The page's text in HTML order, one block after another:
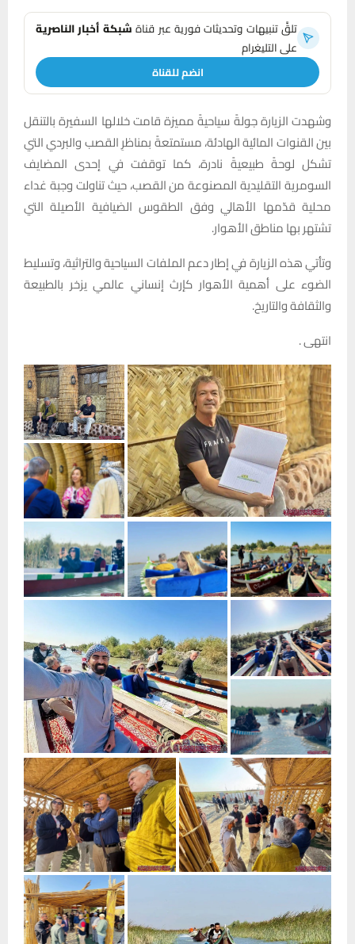
تلقَّ تنبيهات وتحديثات فورية عبر قناةشبكة أخبار الناصرية
على التليغرام
انضم للقناة
وشهدت الزيارة جولةً سياحيةً مميزة قامت خلالها السفيرة بالتنقل
بين القنوات المائية الهادئة، مستمتعةً بمناظرِ القصب والبردي التي
تشكل لوحةً طبيعيةً نادرة، كما توقفت في إحدى المضايف
السومرية التقليدية المصنوعة من القصب، حيث تناولت وجبة غداء
محلية قدّمها الأهالي وفق الطقوس الضيافية الأصيلة التي
تشتهر بها مناطق الأهوار.
وتأتي هذه الزيارة في إطار دعم الملفات السياحية والتراثية، وتسليط
الضوء على أهمية الأهوار كإرث إنساني عالمي يزخر بالطبيعة
والثقافة والتاريخ.
انتهى .